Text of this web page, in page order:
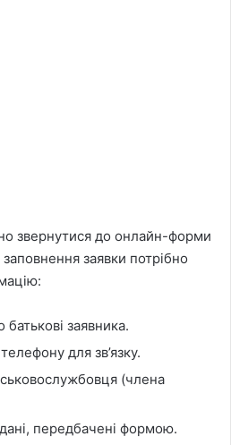
звернутися до онлайн-форми
заповнення заявки потрібно
батькові заявника.
для зв’язку.
(члена
передбачені формою.